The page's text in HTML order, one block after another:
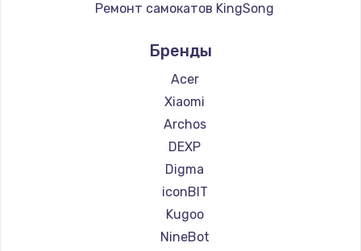
Ремонт самокатов KingSong
Ремонт самокатов Hunter
Ремонт самокатов Shorner
Ремонт самокатов Joyor
Ремонт самокатов Minimotors
Ремонт самокатов Bork
Ремонт самокатов Segway
Ремонт самокатов KIRIN
Бренды
Acer
Xiaomi
Archos
DEXP
Digma
iconBIT
Kugoo
NineBot